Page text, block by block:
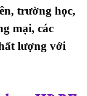
trường học,
mại, các
lượng với